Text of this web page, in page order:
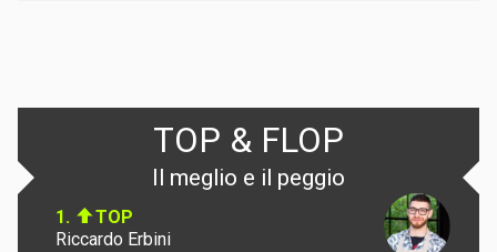
TOP & FLOP
Il meglio e il peggio
1.
TOP
Riccardo Erbini